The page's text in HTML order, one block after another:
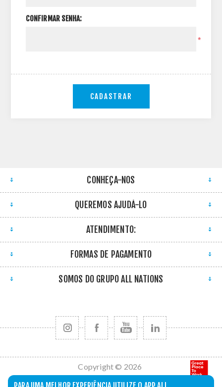
CONFIRMAR SENHA:
*
CADASTRAR
CONHEÇA-NOS
QUEREMOS AJUDÁ-LO
ATENDIMENTO:
FORMAS DE PAGAMENTO
SOMOS DO GRUPO ALL NATIONS
Copyright © 2026
All Nations. Todos